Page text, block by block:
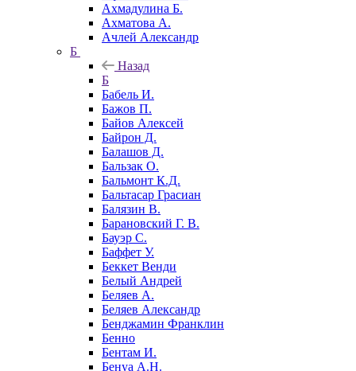
Ахмадулина Б.
Ахматова А.
Ачлей Александр
Б
Назад
Б
Бабель И.
Бажов П.
Байов Алексей
Байрон Д.
Балашов Д.
Бальзак О.
Бальмонт К.Д.
Бальтасар Грасиан
Балязин В.
Барановский Г. В.
Бауэр С.
Баффет У.
Беккет Венди
Белый Андрей
Беляев А.
Беляев Александр
Бенджамин Франклин
Бенно
Бентам И.
Бенуа А.Н.